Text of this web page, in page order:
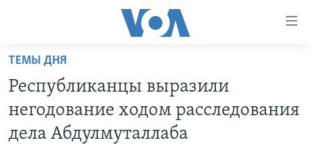
Перейти
основной
контент
ПРОГРАММЫ
АМЕРИКА
ПРОЕКТЫ
ТЕМЫ ДНЯ
Республиканцы выразили
негодование ходом расследования
дела Абдулмуталлаба